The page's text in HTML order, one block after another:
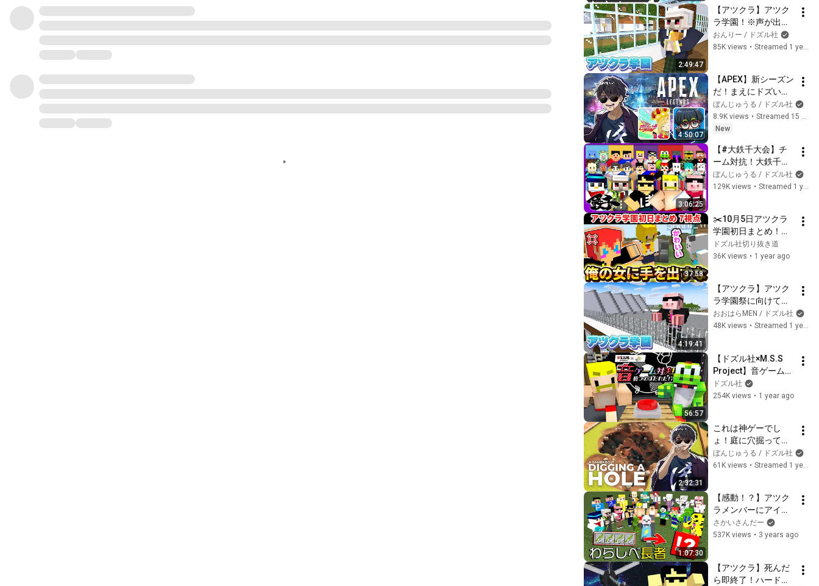
2:49:47
【アツクラ】アツク
ラ学園！※声が出ま
せん
おんりー / ドズル社
85K views • Streamed 1 year ago
4:50:07
【APEX】新シーズン
だ！まえにドズい
ち　【ぼんじゅうる
視点】
ぼんじゅうる / ドズル社
8.9K views •
Streamed 15 hours ago
New
3:06:25
【#大鉄千大会】チ
ーム対抗！大鉄千大
会【ぼんじゅうる視
点】
ぼんじゅうる / ドズル社
129K views • Streamed 1 year ago
37:58
✂️10月5日アツクラ
学園初日まとめ！北
学園のマドンナを守
るじゃじゃーん菊池
ル社・アツクラ切り
抜き】
ドズル社切り抜き道
36K views • 1 year ago
4:19:41
【アツクラ】アツク
ラ学園祭に向けて準
備！！！【おおはら
MEN視点】
おおはらMEN / ドズル社
48K views • Streamed 1 year ago
56:57
【ドズル社×M.S.S
Project】音ゲーム対
決！勝つのは誰
だ！？【マイクラ】
ドズル社
254K views • 1 year ago
2:32:31
これは神ゲーでし
ょ！庭に穴掘ってお
宝見つけるゲーム
【A Game About
ぼんじゅうる / ドズル社
61K views • Streamed 1 year ago
1:07:30
【感動！？】アツク
ラメンバーにアイテ
ム交換してもらった
ら最後にとんでもな
さかいさんだー
537K views • 3 years ago
【アツクラ】死んだ
ら即終了！ハードコ